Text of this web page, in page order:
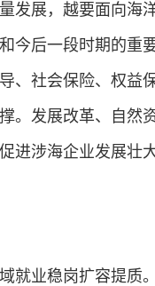
展，越要面向海
今后一段时期的重
、社会保险、权益
。发展改革、自然
进涉海企业发展壮
业稳岗扩容提质。